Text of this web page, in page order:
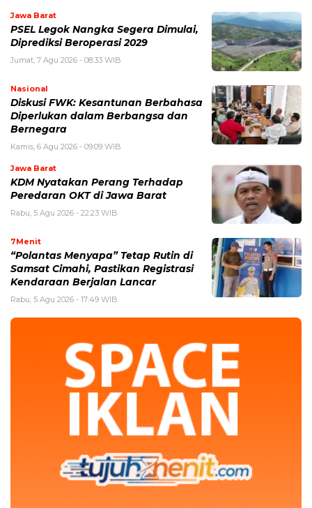
Jawa Barat
PSEL Legok Nangka Segera Dimulai,
Diprediksi Beroperasi 2029
Jumat, 7 Agu 2026 - 08:33 WIB
Nasional
Diskusi FWK: Kesantunan Berbahasa
Diperlukan dalam Berbangsa dan
Bernegara
Kamis, 6 Agu 2026 - 09:09 WIB
Jawa Barat
KDM Nyatakan Perang Terhadap
Peredaran OKT di Jawa Barat
Rabu, 5 Agu 2026 - 22:23 WIB
7Menit
“Polantas Menyapa” Tetap Rutin di
Samsat Cimahi, Pastikan Registrasi
Kendaraan Berjalan Lancar
Rabu, 5 Agu 2026 - 17:49 WIB